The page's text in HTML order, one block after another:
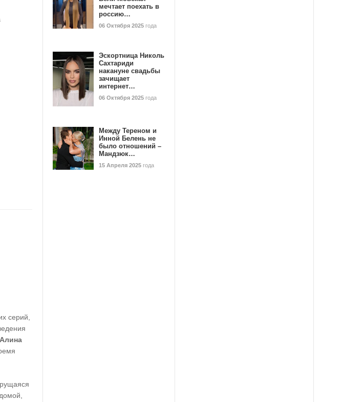
серий,
мечтает поехать в
россию…
06 Октября 2025 года
Эскортница Николь
Сахтариди
накануне свадьбы
зачищает
интернет…
06 Октября 2025 года
Между Тереном и
Инной Белень не
было отношений –
Мандзюк…
15 Апреля 2025 года